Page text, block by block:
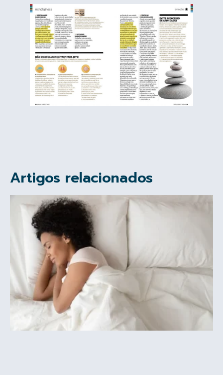
Artigos relacionados